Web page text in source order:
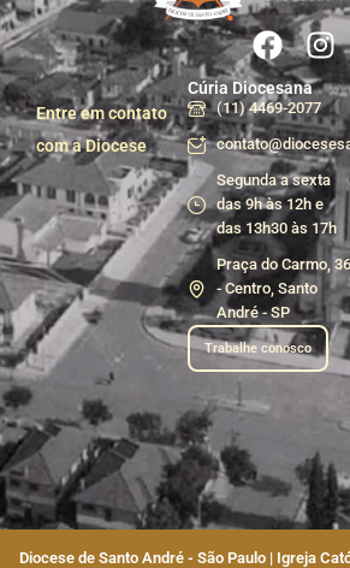
Entre em contato
com a Diocese
Cúria Diocesana
(11) 4469-2077
Segunda a sexta
das 9h às 12h e
das 13h30 às 17h
Praça do Carmo, 36
- Centro, Santo
André - SP
Trabalhe conosco
Diocese de Santo André - São Paulo | Igreja